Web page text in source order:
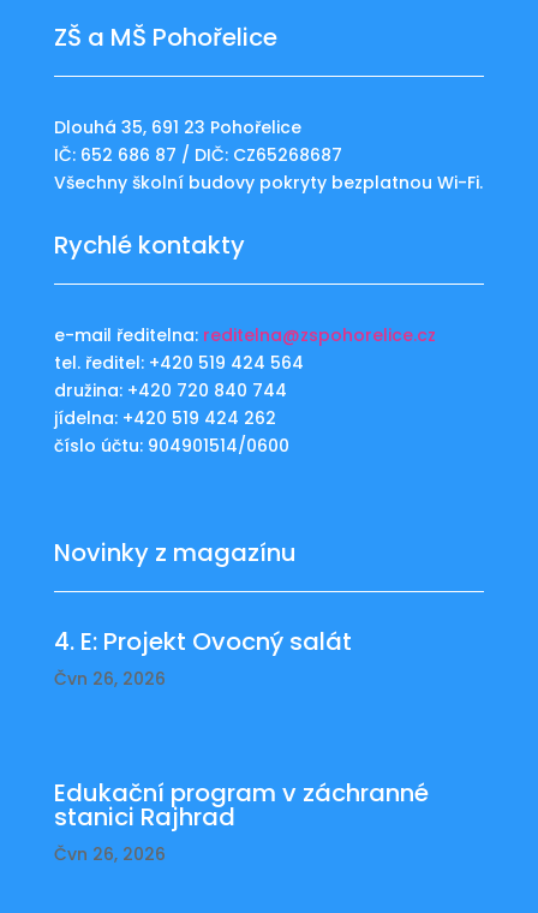
ZŠ a MŠ Pohořelice
Dlouhá 35, 691 23 Pohořelice
IČ: 652 686 87 / DIČ: CZ65268687
Všechny školní budovy pokryty bezplatnou Wi-Fi.
Rychlé kontakty
e-mail ředitelna: reditelna@zspohorelice.cz
tel. ředitel: +420 519 424 564
družina: +420 720 840 744
jídelna: +420 519 424 262
číslo účtu: 904901514/0600
Novinky z magazínu
4. E: Projekt Ovocný salát
Čvn 26, 2026
Edukační program v záchranné
stanici Rajhrad
Čvn 26, 2026